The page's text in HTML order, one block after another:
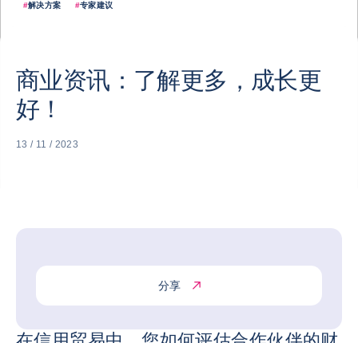
#解决方案 #专家建议
商业资讯：了解更多，成长更
好！
13 / 11 / 2023
分享